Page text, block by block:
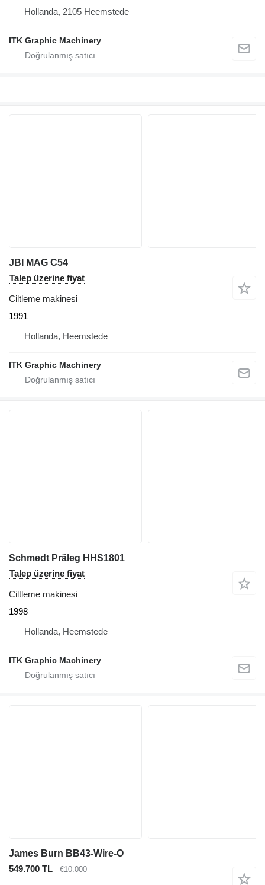
Hollanda, 2105 Heemstede
ITK Graphic Machinery
JBI MAG C54
Talep üzerine fiyat
Ciltleme makinesi
1991
Hollanda, Heemstede
ITK Graphic Machinery
Schmedt Präleg HHS1801
Talep üzerine fiyat
Ciltleme makinesi
1998
Hollanda, Heemstede
ITK Graphic Machinery
James Burn BB43-Wire-O
549.700 TL
€10.000